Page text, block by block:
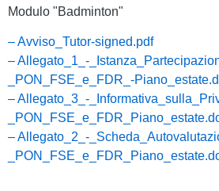
Modulo "Badminton"
– Avviso_Tutor-signed.pdf
– Allegato_1_-
_PON_FSE_e_FDR_-
– Allegato_3_-
– Allegato_2_-